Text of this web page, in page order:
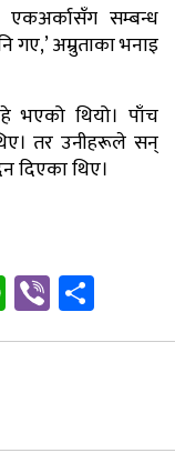
सम्बन्ध
गए,’ अम्रुताका भनाइ
भएको थियो। पाँच
तर उनीहरूले सन्
दिएका थिए।
WhatsApp
Viber